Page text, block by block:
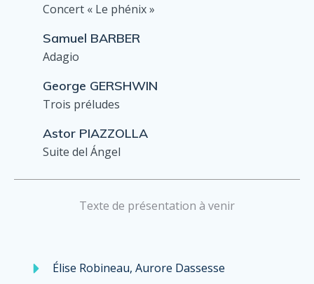
Concert « Le phénix »
Samuel BARBER
Adagio
George GERSHWIN
Trois préludes
Astor PIAZZOLLA
Suite del Ángel
Texte de présentation à venir
Élise Robineau, Aurore Dassesse